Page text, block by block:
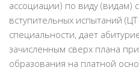
ассоциации) по виду (видам)
вступительных испытаний
специальности, дает
зачисленным сверх плана
образования на платной